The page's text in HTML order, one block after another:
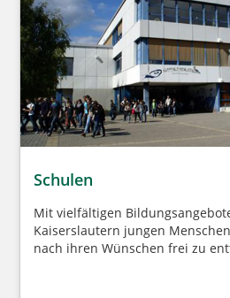
Schulen
Mit vielfältigen
Kaiserslautern jungen
nach ihren Wünschen frei zu